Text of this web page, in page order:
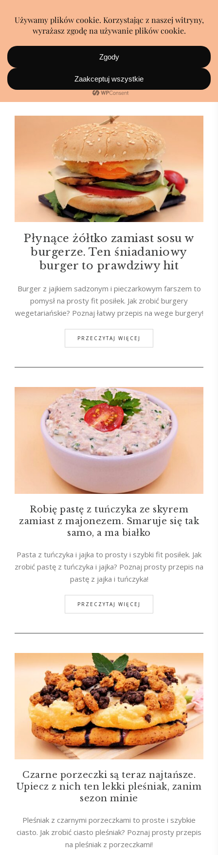
jajka
Płynące żółtko zamiast sosu w
burgerze. Ten śniadaniowy
burger to prawdziwy hit
Burger z jajkiem sadzonym i pieczarkowym farszem to
pomysł na prosty fit posiłek. Jak zrobić burgery
wegetariańskie? Poznaj łatwy przepis na wege burgery!
PRZECZYTAJ WIĘCEJ
Robię pastę z tuńczyka ze skyrem
zamiast z majonezem. Smaruje się tak
samo, a ma białko
Pasta z tuńczyka i jajka to prosty i szybki fit posiłek. Jak
zrobić pastę z tuńczyka i jajka? Poznaj prosty przepis na
pastę z jajka i tuńczyka!
PRZECZYTAJ WIĘCEJ
Czarne porzeczki są teraz najtańsze.
Upiecz z nich ten lekki pleśniak, zanim
sezon minie
Pleśniak z czarnymi porzeczkami to proste i szybkie
ciasto. Jak zrobić ciasto pleśniak? Poznaj prosty przepis
na pleśniak z porzeczkami!